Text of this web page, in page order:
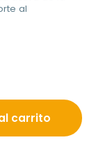
al
carrito